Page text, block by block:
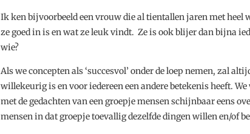
Ik ken bijvoorbeeld een vrouw die al tientallen jaren met
ze goed in is en wat ze leuk vindt. Ze is ook blijer dan bijna
wie?
Als we concepten als ‘succesvol’ onder de loep nemen, zal
willekeurig is en voor iedereen een andere betekenis heeft.
met de gedachten van een groepje mensen schijnbaar eens
mensen in dat groepje toevallig dezelfde dingen willen en/of